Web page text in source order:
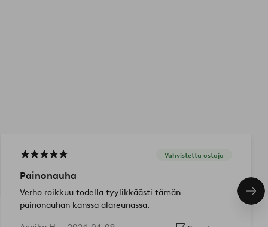
Vahvistettu ostaja
Painonauha
Verho roikkuu todella tyylikkäästi tämän
painonauhan kanssa alareunassa.